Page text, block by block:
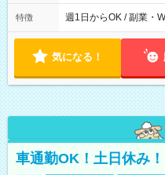
特徴 週1日からOK / 副業・
気になる！
車通勤OK！土日休み